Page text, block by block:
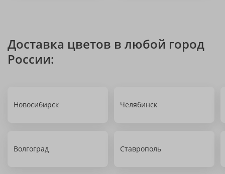
Доставка цветов в любой город
России:
Новосибирск Челябинск
Волгоград Ставрополь